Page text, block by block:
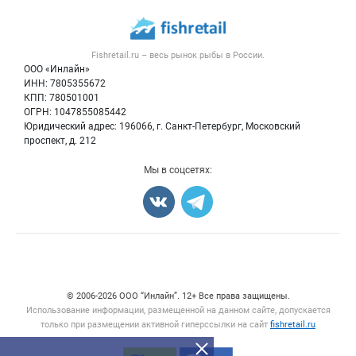
Fishretail.ru – весь рынок рыбы в России.
ООО «Инлайн»
ИНН: 7805355672
КПП: 780501001
ОГРН: 1047855085442
Юридический адрес: 196066, г. Санкт-Петербург, Московский
проспект, д. 212
Публичная оферта
Контактная информация
Политика обработки персональных данных
Новости рынка
Блог
Рыба
Икра
Мы в соцсетях:
© 2006‑2026 ООО “Инлайн”. 12+ Все права защищены.
Использование информации, размещенной на данном сайте, допускается
только при размещении активной гиперссылки на сайт fishretail.ru